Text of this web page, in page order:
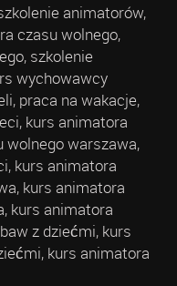
animatorów,
czasu wolnego,
szkolenie
wychowawcy
praca na wakacje,
kurs animatora
wolnego warszawa,
kurs animatora
kurs animatora
kurs animatora
z dziećmi, kurs
kurs animatora